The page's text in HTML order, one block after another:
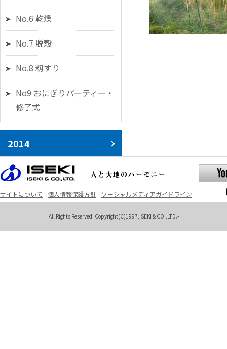
No.6 乾燥
No.7 脱穀
No.8 籾すり
No9 おにぎりパーティー・
修了式
2014
サイトについて 個人情報保護方針 ソーシャルメディアガイドライン
All Rights Reserved. Copyright(C)1997,ISEKI & CO.,LTD.-